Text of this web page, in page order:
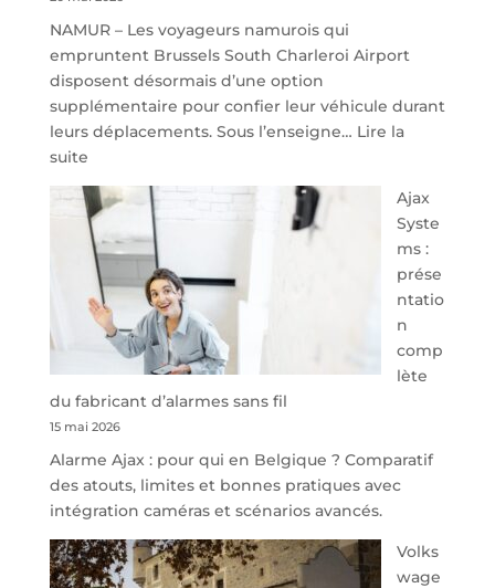
NAMUR – Les voyageurs namurois qui
empruntent Brussels South Charleroi Airport
disposent désormais d’une option
supplémentaire pour confier leur véhicule durant
leurs déplacements. Sous l’enseigne… Lire la
suite:
À
40
minutes
de
Namur,
Steveny
Park
redessine
de
parking
sécurisé
à
l’aéroport
de
Charleroi
Ajax
Syste
ms :
prése
ntatio
n
comp
lète
du fabricant d’alarmes sans fil
15 mai 2026
Alarme Ajax : pour qui en Belgique ? Comparatif
des atouts, limites et bonnes pratiques avec
intégration caméras et scénarios avancés.
Volks
wage